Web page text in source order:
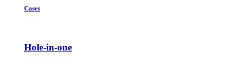
Cases
Hole-in-one